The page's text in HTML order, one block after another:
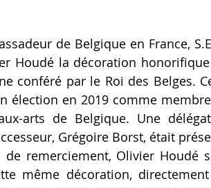
de Belgique en France,
Houdé la décoration
conféré par le Roi des Belges.
élection en 2019 comme
arts de Belgique. Une
Grégoire Borst, était
remerciement, Olivier Houdé
même décoration,